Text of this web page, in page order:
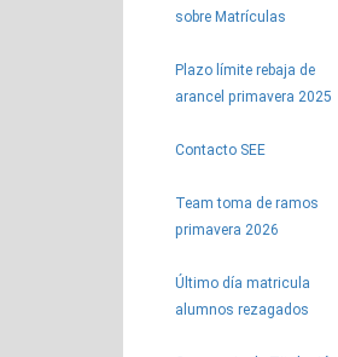
sobre Matrículas
Plazo límite rebaja de
arancel primavera 2025
Contacto SEE
Team toma de ramos
primavera 2026
Último día matricula
alumnos rezagados